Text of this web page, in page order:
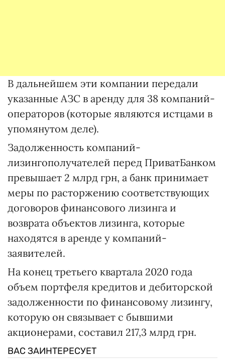
В дальнейшем эти компании передали
указанные АЗС в аренду для 38 компаний-
операторов (которые являются истцами в
упомянутом деле).
Задолженность компаний-
лизингополучателей перед ПриватБанком
превышает 2 млрд грн, а банк принимает
меры по расторжению соответствующих
договоров финансового лизинга и
возврата объектов лизинга, которые
находятся в аренде у компаний-
заявителей.
На конец третьего квартала 2020 года
объем портфеля кредитов и дебиторской
задолженности по финансовому лизингу,
которую он связывает с бывшими
акционерами, составил 217,3 млрд грн.
ВАС ЗАИНТЕРЕСУЕТ